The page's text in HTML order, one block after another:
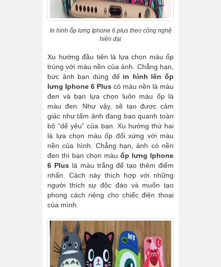
In hình ốp lưng Iphone 6 plus theo công nghệ
hiện đại
Xu hướng đầu tiên là lựa chọn màu ốp
trùng với màu nền của ảnh. Chẳng hạn,
bức ảnh bạn dùng để in hình lên ốp
lưng Iphone 6 Plus có màu nền là màu
đen và bạn lựa chọn luôn màu ốp là
màu đen. Như vậy, sẽ tạo được cảm
giác như tấm ảnh đang bao quanh toàn
bộ “dế yêu” của bạn. Xu hướng thứ hai
là lựa chọn màu ốp đối xứng với màu
nền của hình. Chẳng hạn, ảnh có nền
đen thì bạn chọn màu ốp lưng Iphone
6 Plus là màu trắng để tạo thêm điểm
nhấn. Cách này thích hợp với những
người thích sự độc đáo và muốn tạo
phong cách riêng cho chiếc điện thoại
của mình.